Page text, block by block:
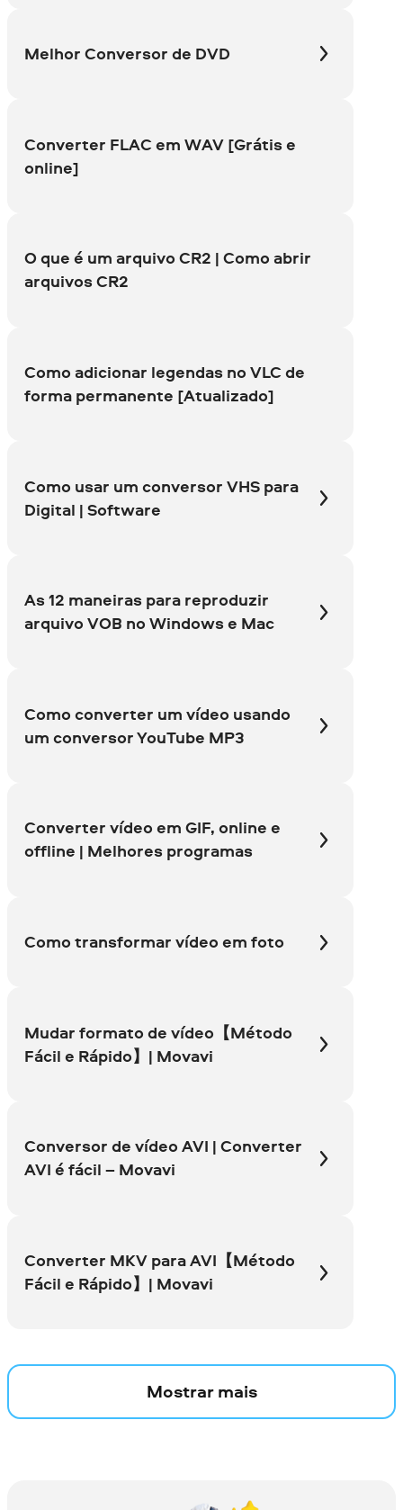
Melhor Conversorde DVD
Converter FLAC em WAV [Grátis e
online]
O que é um arquivo CR2 | Como abrir
arquivos CR2
Como adicionar legendas no VLC de
forma permanente [Atualizado]
Como usar um conversor VHS para
Digital | Software
As 12 maneiras para reproduzir
arquivo VOB no Windows e Mac
Como converter um vídeo usando
um conversor YouTube MP3
Converter vídeo em GIF, online e
offline | Melhores programas
Como transformar vídeo em foto
Mudar formato de vídeo【Método
Fácil e Rápido】| Movavi
Conversor de vídeo AVI | Converter
AVI é fácil – Movavi
Converter MKV para AVI【Método
Fácil e Rápido】| Movavi
Mostrar mais